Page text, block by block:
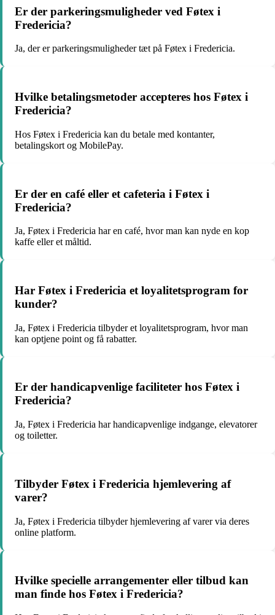
Er der parkeringsmuligheder ved Føtex i
Fredericia?
Ja, der er parkeringsmuligheder tæt på Føtex i Fredericia.
Hvilke betalingsmetoder accepteres hos Føtex i
Fredericia?
Hos Føtex i Fredericia kan du betale med kontanter,
betalingskort og MobilePay.
Er der en café eller et cafeteria i Føtex i
Fredericia?
Ja, Føtex i Fredericia har en café, hvor man kan nyde en kop
kaffe eller et måltid.
Har Føtex i Fredericia et loyalitetsprogram for
kunder?
Ja, Føtex i Fredericia tilbyder et loyalitetsprogram, hvor man
kan optjene point og få rabatter.
Er der handicapvenlige faciliteter hos Føtex i
Fredericia?
Ja, Føtex i Fredericia har handicapvenlige indgange, elevatorer
og toiletter.
Tilbyder Føtex i Fredericia hjemlevering af
varer?
Ja, Føtex i Fredericia tilbyder hjemlevering af varer via deres
online platform.
Hvilke specielle arrangementer eller tilbud kan
man finde hos Føtex i Fredericia?